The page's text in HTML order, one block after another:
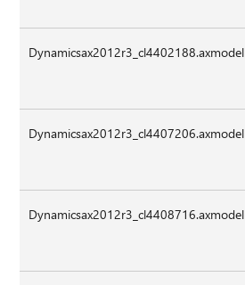
Dynamicsax2012r3_cl4402188.axmodel
Dynamicsax2012r3_cl4407206.axmodel
Dynamicsax2012r3_cl4408716.axmodel